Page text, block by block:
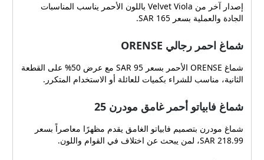
إصدار آخر من Velvet Viola باللون الأحمر يناسب المناسبات
الجادة والعملية بسعر 165 SAR.
شماغ احمر رجالي ORENSE
شماغ ORENSE الأحمر بسعر 95 SAR مع عرض 50% على القطعة
الثانية، مناسب للشراء بكميات للعائلة أو الاستخدام المتكرر.
شماغ فابياتو أحمر غامق مودرن 25
شماغ مودرن بتصميم فابياتو الغامق يقدم مظهرًا معاصراً بسعر
218.99 SAR، لمن يبحث عن اختلاف في القوام واللون.